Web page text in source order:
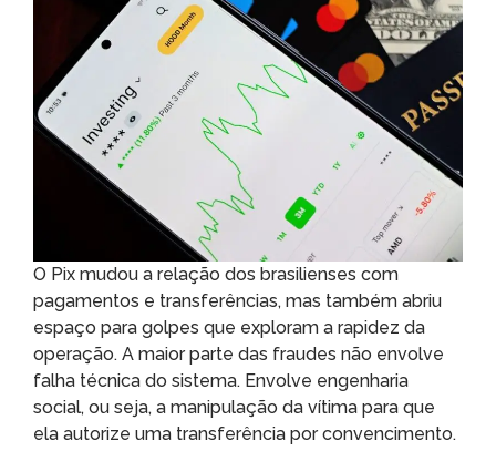
O Pix mudou a relação dos brasilienses com
pagamentos e transferências, mas também abriu
espaço para golpes que exploram a rapidez da
operação. A maior parte das fraudes não envolve
falha técnica do sistema. Envolve engenharia
social, ou seja, a manipulação da vítima para que
ela autorize uma transferência por convencimento.